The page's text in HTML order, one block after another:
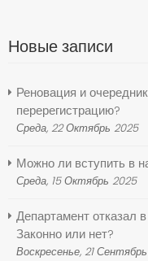
Новые записи
Реновация и
перерегистрацию?
Среда, 22 Октябрь 2025
Можно ли вступить в
Среда, 15 Октябрь 2025
Департамент отказал
Законно или нет?
Воскресенье, 21